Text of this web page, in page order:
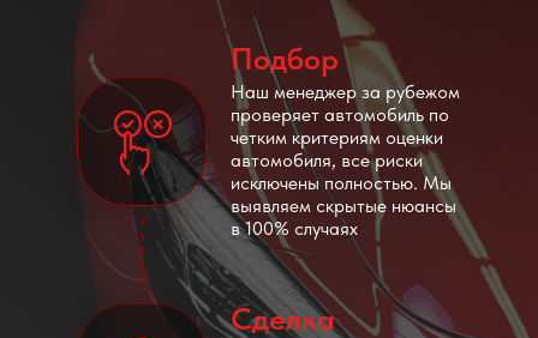
Подбор
Наш менеджер за рубежом
проверяет автомобиль по
четким критериям оценки
автомобиля, все риски
исключены полностью. Мы
выявляем скрытые нюансы
в 100% случаях
Сделка